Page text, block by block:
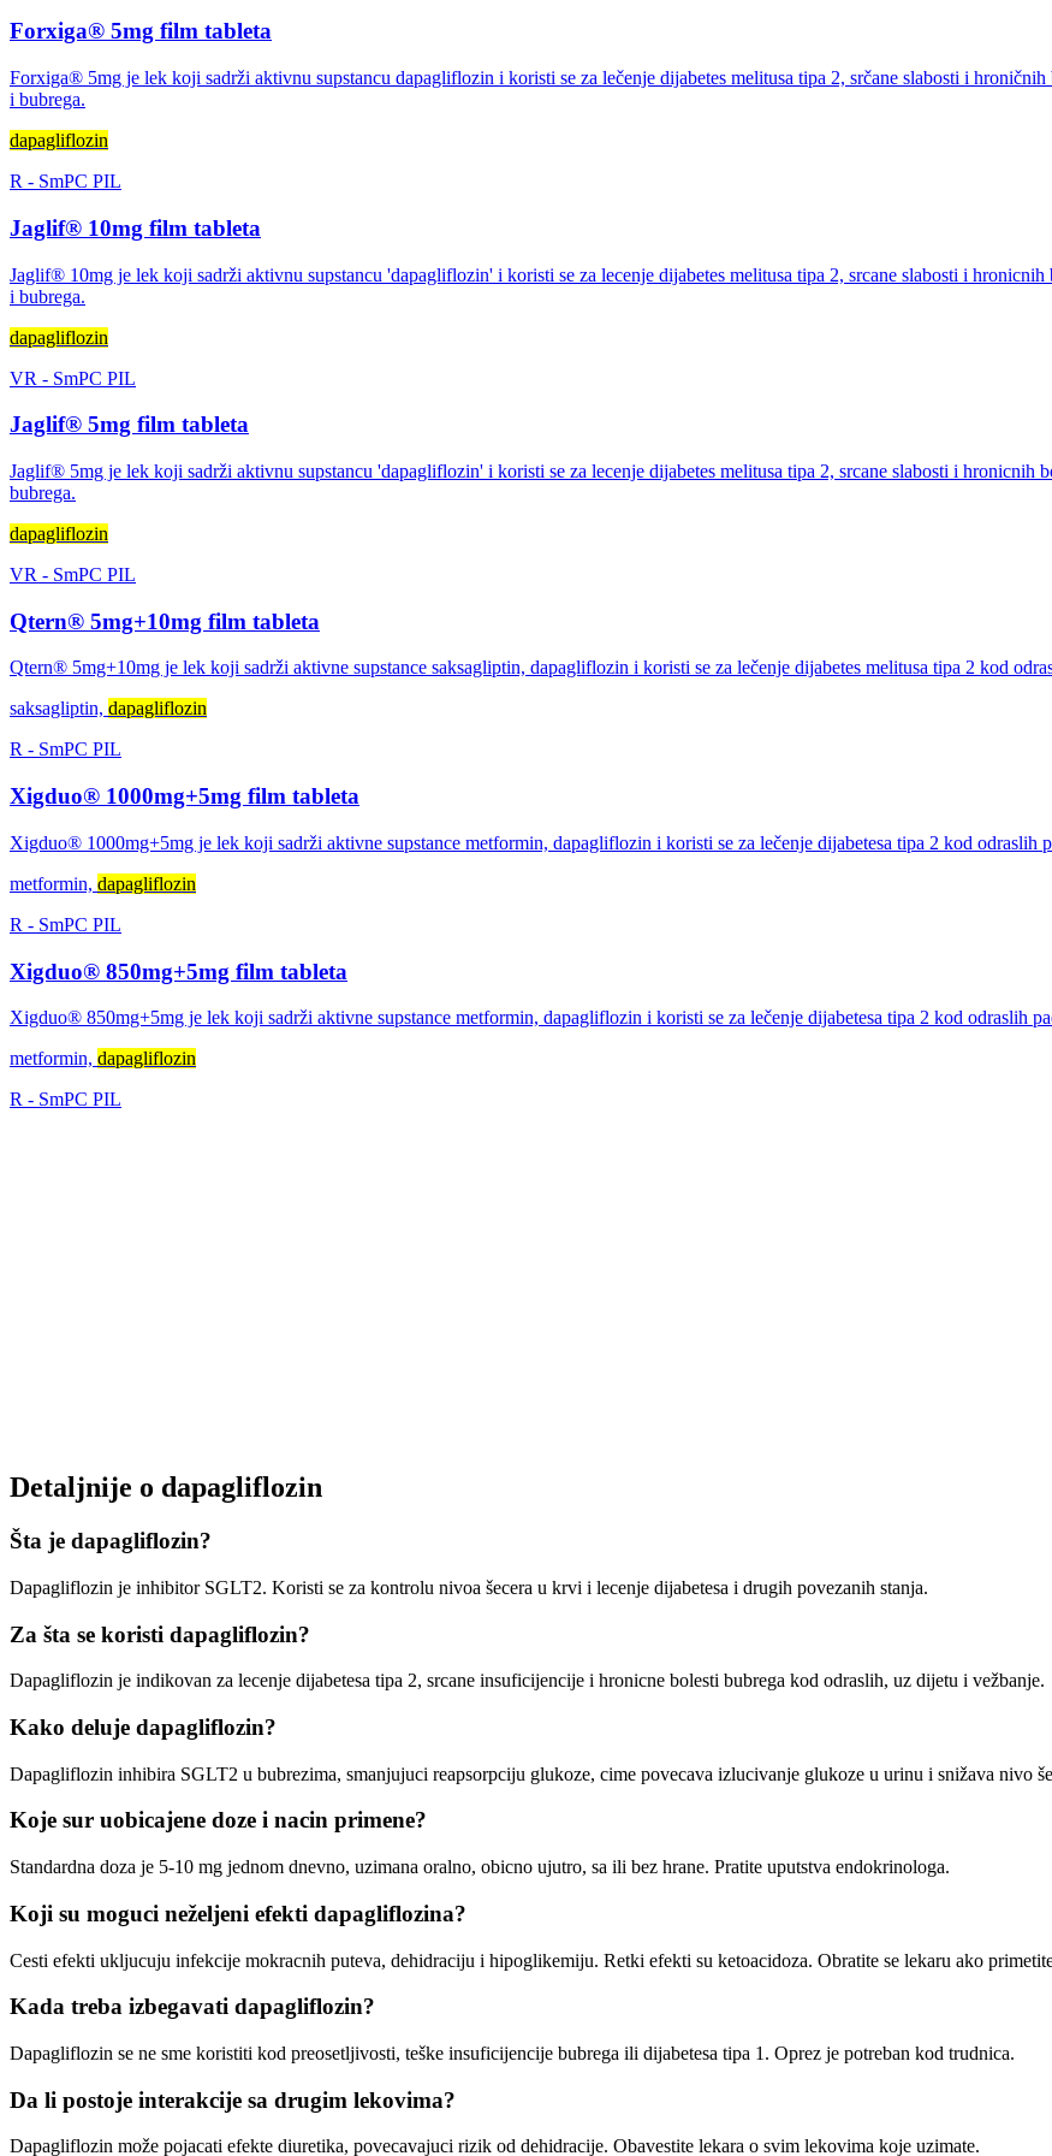
Forxiga® 5mg film tableta
Forxiga® 5mg je lek koji sadrži aktivnu supstancu dapagliflozin i koristi se za lečenje dijabetes melitusa tipa 2, srčane slabosti i
i bubrega.
dapagliflozin
R - SmPC PIL
Jaglif® 10mg film tableta
Jaglif® 10mg je lek koji sadrži aktivnu supstancu 'dapagliflozin' i koristi se za lecenje dijabetes melitusa tipa 2, srcane slabosti i
i bubrega.
dapagliflozin
VR - SmPC PIL
Jaglif® 5mg film tableta
Jaglif® 5mg je lek koji sadrži aktivnu supstancu 'dapagliflozin' i koristi se za lecenje dijabetes melitusa tipa 2, srcane slabosti i hronicnih
bubrega.
dapagliflozin
VR - SmPC PIL
Qtern® 5mg+10mg film tableta
Qtern® 5mg+10mg je lek koji sadrži aktivne supstance saksagliptin, dapagliflozin i koristi se za lečenje dijabetes melitusa tipa 2 kod
saksagliptin, dapagliflozin
R - SmPC PIL
Xigduo® 1000mg+5mg film tableta
Xigduo® 1000mg+5mg je lek koji sadrži aktivne supstance metformin, dapagliflozin i koristi se za lečenje dijabetesa tipa 2 kod odraslih
metformin, dapagliflozin
R - SmPC PIL
Xigduo® 850mg+5mg film tableta
Xigduo® 850mg+5mg je lek koji sadrži aktivne supstance metformin, dapagliflozin i koristi se za lečenje dijabetesa tipa 2 kod odraslih
metformin, dapagliflozin
R - SmPC PIL
Detaljnije o dapagliflozin
Šta je dapagliflozin?
Dapagliflozin je inhibitor SGLT2. Koristi se za kontrolu nivoa šecera u krvi i lecenje dijabetesa i drugih povezanih stanja.
Za šta se koristi dapagliflozin?
Dapagliflozin je indikovan za lecenje dijabetesa tipa 2, srcane insuficijencije i hronicne bolesti bubrega kod odraslih, uz dijetu i vežbanje.
Kako deluje dapagliflozin?
Dapagliflozin inhibira SGLT2 u bubrezima, smanjujuci reapsorpciju glukoze, cime povecava izlucivanje glukoze u urinu i snižava nivo
Koje sur uobicajene doze i nacin primene?
Standardna doza je 5-10 mg jednom dnevno, uzimana oralno, obicno ujutro, sa ili bez hrane. Pratite uputstva endokrinologa.
Koji su moguci neželjeni efekti dapagliflozina?
Cesti efekti ukljucuju infekcije mokracnih puteva, dehidraciju i hipoglikemiju. Retki efekti su ketoacidoza. Obratite se lekaru ako
Kada treba izbegavati dapagliflozin?
Dapagliflozin se ne sme koristiti kod preosetljivosti, teške insuficijencije bubrega ili dijabetesa tipa 1. Oprez je potreban kod trudnica.
Da li postoje interakcije sa drugim lekovima?
Dapagliflozin može pojacati efekte diuretika, povecavajuci rizik od dehidracije. Obavestite lekara o svim lekovima koje uzimate.